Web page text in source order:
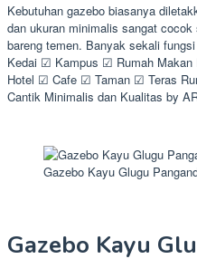
Kebutuhan gazebo biasanya
dan ukuran minimalis sangat
bareng temen. Banyak sekali
Kedai ☑ Kampus ☑ Rumah
Hotel ☑ Cafe ☑ Taman ☑ Teras
Cantik Minimalis dan Kualitas by
Gazebo Kayu Glugu
Gazebo Kayu